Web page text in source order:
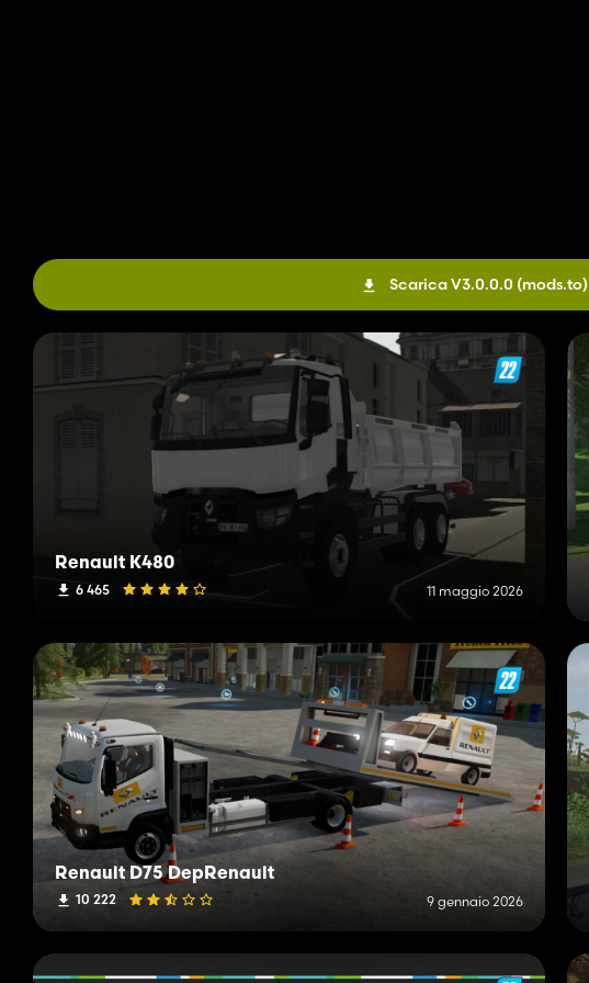
Scarica V3.0.0.0 (mods.to)
Renault K480
6 465 11 maggio 2026
Renault D75 DepRenault
10 222 9 gennaio 2026